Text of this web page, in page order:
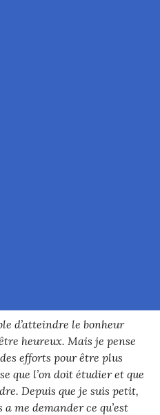
d’atteindre le bonheur
heureux. Mais je pense
efforts pour être plus
que l’on doit étudier et que
Depuis que je suis petit,
me demander ce qu’est